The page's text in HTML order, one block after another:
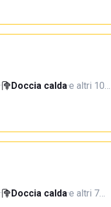
· Doccia calda·e altri 10…
· Doccia calda·e altri 7…